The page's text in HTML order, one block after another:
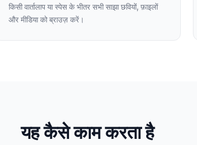
किसी वार्तालाप या स्पेस के भीतर सभी साझा छवियों, फ़ाइलों
और मीडिया को ब्राउज़ करें।
यह कैसे काम करता है